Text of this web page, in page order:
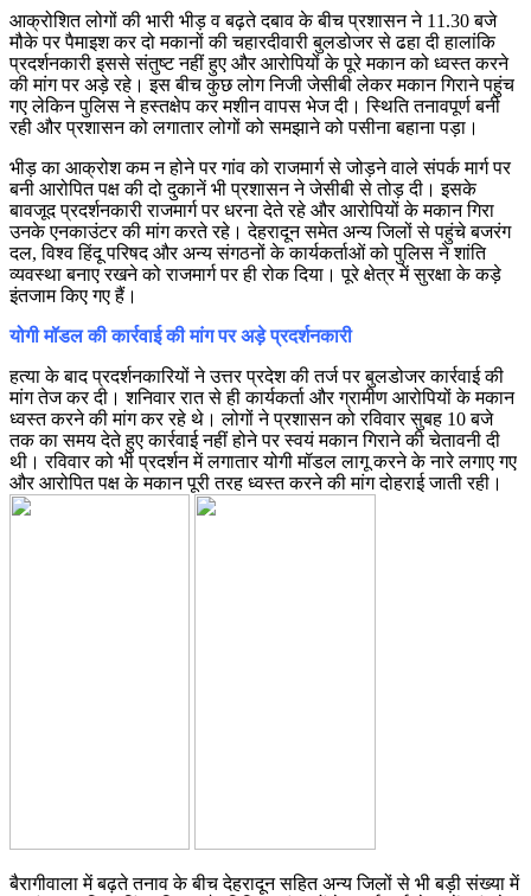
आक्रोशित लोगों की भारी भीड़ व बढ़ते दबाव के बीच प्रशासन ने 11.30 बजे
मौके पर पैमाइश कर दो मकानों की चहारदीवारी बुलडोजर से ढहा दी हालांकि
प्रदर्शनकारी इससे संतुष्ट नहीं हुए और आरोपियों के पूरे मकान को ध्वस्त करने
की मांग पर अड़े रहे। इस बीच कुछ लोग निजी जेसीबी लेकर मकान गिराने पहुंच
गए लेकिन पुलिस ने हस्तक्षेप कर मशीन वापस भेज दी। स्थिति तनावपूर्ण बनी
रही और प्रशासन को लगातार लोगों को समझाने को पसीना बहाना पड़ा।
भीड़ का आक्रोश कम न होने पर गांव को राजमार्ग से जोड़ने वाले संपर्क मार्ग पर
बनी आरोपित पक्ष की दो दुकानें भी प्रशासन ने जेसीबी से तोड़ दी। इसके
बावजूद प्रदर्शनकारी राजमार्ग पर धरना देते रहे और आरोपियों के मकान गिरा
उनके एनकाउंटर की मांग करते रहे। देहरादून समेत अन्य जिलों से पहुंचे बजरंग
दल, विश्व हिंदू परिषद और अन्य संगठनों के कार्यकर्ताओं को पुलिस ने शांति
व्यवस्था बनाए रखने को राजमार्ग पर ही रोक दिया। पूरे क्षेत्र में सुरक्षा के कड़े
इंतजाम किए गए हैं।
योगी मॉडल की कार्रवाई की मांग पर अड़े प्रदर्शनकारी
हत्या के बाद प्रदर्शनकारियों ने उत्तर प्रदेश की तर्ज पर बुलडोजर कार्रवाई की
मांग तेज कर दी। शनिवार रात से ही कार्यकर्ता और ग्रामीण आरोपियों के मकान
ध्वस्त करने की मांग कर रहे थे। लोगों ने प्रशासन को रविवार सुबह 10 बजे
तक का समय देते हुए कार्रवाई नहीं होने पर स्वयं मकान गिराने की चेतावनी दी
थी। रविवार को भी प्रदर्शन में लगातार योगी मॉडल लागू करने के नारे लगाए गए
और आरोपित पक्ष के मकान पूरी तरह ध्वस्त करने की मांग दोहराई जाती रही।
बैरागीवाला में बढ़ते तनाव के बीच देहरादून सहित अन्य जिलों से भी बड़ी संख्या में